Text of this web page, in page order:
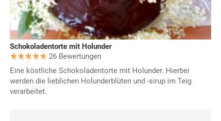
Schokoladentorte mit Holunder
26 Bewertungen
Eine köstliche Schokoladentorte mit Holunder. Hierbei
werden die lieblichen Holunderblüten und -sirup im Teig
verarbeitet.